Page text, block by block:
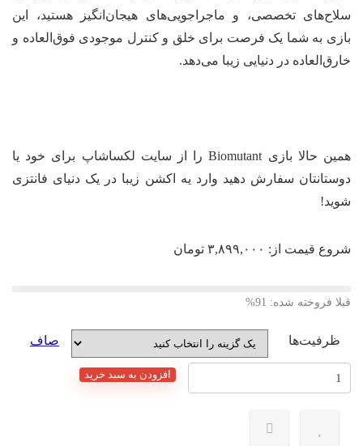
سلاح‌های تخصصی، و ماجراجویی‌های هیجان‌انگیز هستید، این
بازی به شما یک فرصت برای خلق و کنترل موجودی فوق‌العاده و
خارق‌العاده در دنیایی زیبا می‌دهد.
همین حالا بازی Biomutant را از سایت لکساشاپ برای خود یا
دوستانتان سفارش دهید وارد یه اکشن زیبا در یک دنیای فانتزی
شوید!
شروع قیمت از: ۳,۸۹۹,۰۰۰ تومان
قبلا فروخته شده: 91%
ظرفیت‌ها صاف
اکانت
قانونی
Biomutant
افزودن به سبد خرید